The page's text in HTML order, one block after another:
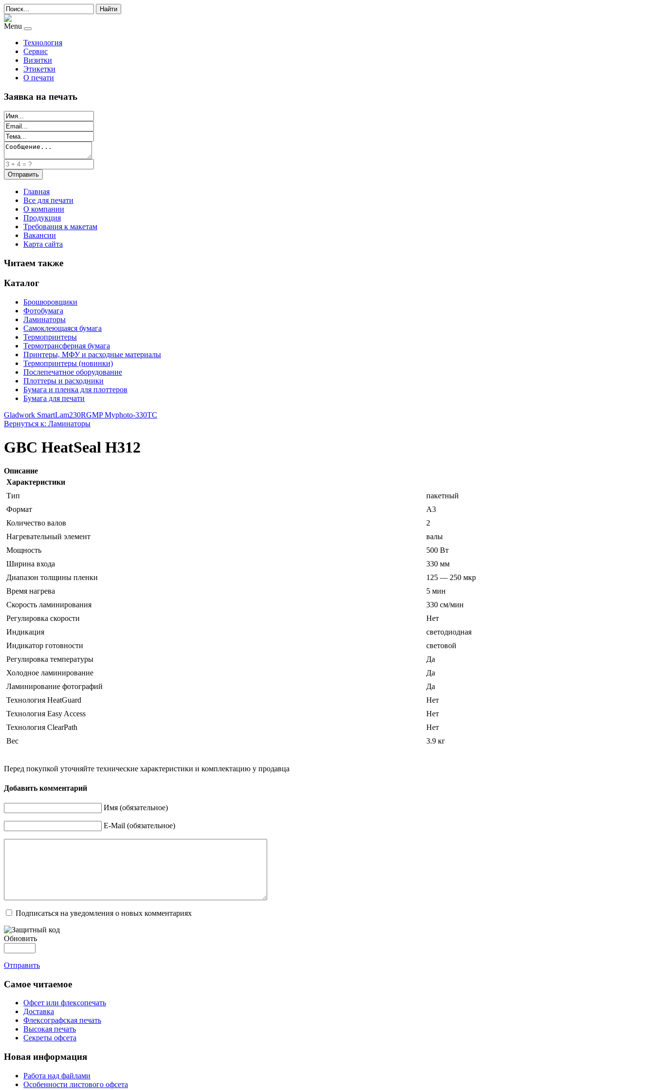
Найти
Menu
Технология
Сервис
Визитки
Этикетки
О печати
Заявка на печать
Главная
Все для печати
О компании
Продукция
Требования к макетам
Вакансии
Карта сайта
Читаем также
Каталог
Брошюровщики
Фотобумага
Ламинаторы
Самоклеющаяся бумага
Термопринтеры
Термотрансферная бумага
Принтеры, МФУ и расходные материалы
Термопринтеры (новинки)
Послепечатное оборудование
Плоттеры и расходники
Бумага и пленка для плоттеров
Бумага для печати
Gladwork SmartLam230RGMP Myphoto-330TC
Вернуться к: Ламинаторы
GBC HeatSeal H312
Описание
Характеристики
Тип
пакетный
Формат
A3
Количество валов
2
Нагревательный элемент
валы
Мощность
500 Вт
Ширина входа
330 мм
Диапазон толщины пленки
125 — 250 мкр
Время нагрева
5 мин
Скорость ламинирования
330 см/мин
Регулировка скорости
Нет
Индикация
светодиодная
Индикатор готовности
световой
Регулировка температуры
Да
Холодное ламинирование
Да
Ламинирование фотографий
Да
Технология HeatGuard
Нет
Технология Easy Access
Нет
Технология ClearPath
Нет
Вес
3.9 кг
Перед покупкой уточняйте технические характеристики и комплектацию у продавца
Добавить комментарий
Имя (обязательное)
E-Mail (обязательное)
Подписаться на уведомления о новых комментариях
Обновить
Отправить
Самое читаемое
Офсет или флексопечать
Доставка
Флексографская печать
Высокая печать
Секреты офсета
Новая информация
Работа над файлами
Особенности листового офсета